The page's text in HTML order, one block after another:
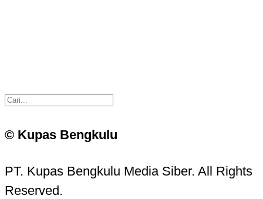
© Kupas Bengkulu
PT. Kupas Bengkulu Media Siber. All Rights
Reserved.